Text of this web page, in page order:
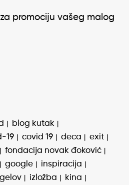
promociju vašeg malog
blog kutak
19 covid 19 deca
exit
fondacija novak đoković
google
inspiracija
izložba
kina